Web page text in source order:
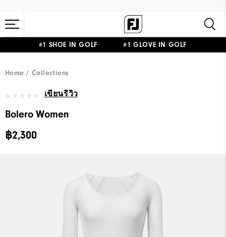
#1 SHOE IN GOLF #1 GLOVE IN GOLF
Home Collections
เขียนรีวิว
Bolero Women
฿2,300